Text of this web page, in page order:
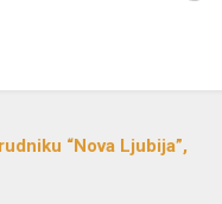
“Nova Ljubija”,